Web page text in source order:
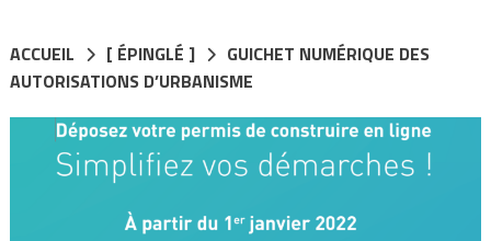
ACCUEIL [ ÉPINGLÉ ]
GUICHET NUMÉRIQUE DES
AUTORISATIONS D’URBANISME